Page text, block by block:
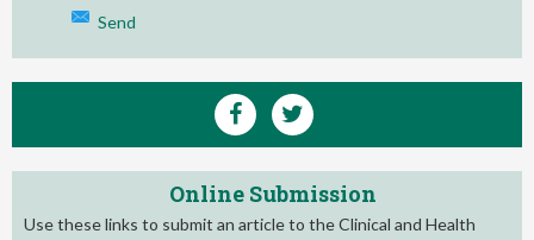
Send
Online Submission
Use these links to submit an article to the Clinical and Health